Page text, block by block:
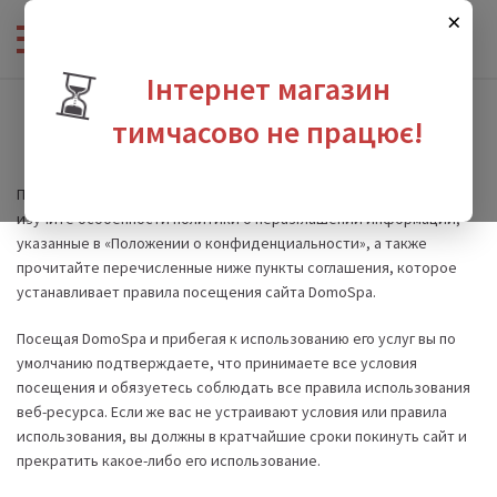
×
⏳
Інтернет магазин
тимчасово не працює!
Правила для посетителей сайта DomoSpa
Прежде, чем стать пользователем сайта DomoSpa, тщательно
изучите особенности политики о неразглашении информации,
указанные в «Положении о конфиденциальности», а также
прочитайте перечисленные ниже пункты соглашения, которое
устанавливает правила посещения сайта DomoSpa.
Посещая DomoSpa и прибегая к использованию его услуг вы по
умолчанию подтверждаете, что принимаете все условия
посещения и обязуетесь соблюдать все правила использования
веб-ресурса. Если же вас не устраивают условия или правила
использования, вы должны в кратчайшие сроки покинуть сайт и
прекратить какое-либо его использование.